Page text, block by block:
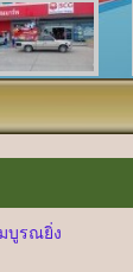
บูรณยิ่ง